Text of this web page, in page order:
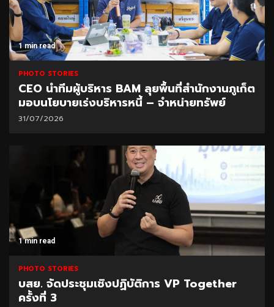
1 min read
PHOTO STORIES
CEO นำทีมผู้บริหาร BAM ลุยพื้นที่สำนักงานภูเก็ต
มอบนโยบายเร่งบริหารหนี้ – จำหน่ายทรัพย์
31/07/2026
1 min read
PHOTO STORIES
บสย. จัดประชุมเชิงปฏิบัติการ VP Together
ครั้งที่ 3